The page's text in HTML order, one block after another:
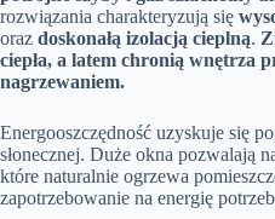
rozwiązania charakteryzują się
oraz doskonałą izolacją cieplną.
ciepła, a latem chronią wnętrza
nagrzewaniem.
Energooszczędność uzyskuje się
słonecznej. Duże okna pozwalają
które naturalnie ogrzewa
zapotrzebowanie na energię